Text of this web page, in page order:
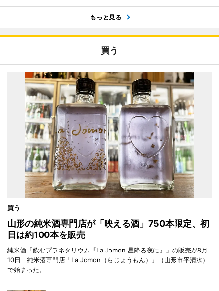
もっと見る
買う
買う
山形の純米酒専門店が「映える酒」750本限定、初
日は約100本を販売
純米酒「飲むプラネタリウム『La Jomon 星降る夜に』」の販売が8月
10日、純米酒専門店「La Jomon（らじょうもん）」（山形市平清水）
で始まった。